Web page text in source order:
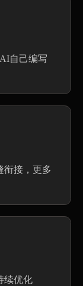
自己编写
衔接，更多
续优化